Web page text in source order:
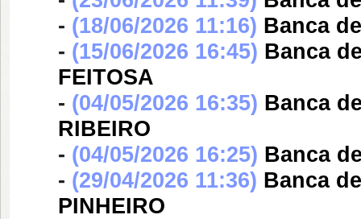
- (18/06/2026 11:16) Banca
- (15/06/2026 16:45) Banca
FEITOSA
- (04/05/2026 16:35) Banca
RIBEIRO
- (04/05/2026 16:25) Banca
- (29/04/2026 11:36) Banca
PINHEIRO